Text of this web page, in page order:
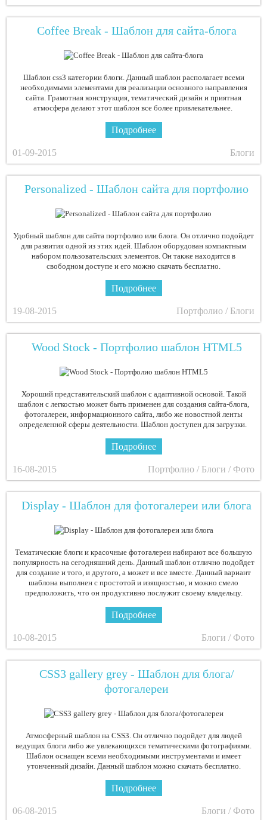
Coffee Break - Шаблон для сайта-блога
Шаблон css3 категории блоги. Данный шаблон располагает всеми
необходимыми элементами для реализации основного направления
сайта. Грамотная конструкция, тематический дизайн и приятная
атмосфера делают этот шаблон все более привлекательнее.
Подробнее
01-09-2015 Блоги
Personalized - Шаблон сайта для портфолио
Удобный шаблон для сайта портфолио или блога. Он отлично подойдет
для развития одной из этих идей. Шаблон оборудован компактным
набором пользовательских элементов. Он также находится в
свободном доступе и его можно скачать бесплатно.
Подробнее
19-08-2015 Портфолио / Блоги
Wood Stock - Портфолио шаблон HTML5
Хороший представительский шаблон с адаптивной основой. Такой
шаблон с легкостью может быть применен для создания сайта-блога,
фотогалереи, информационного сайта, либо же новостной ленты
определенной сферы деятельности. Шаблон доступен для загрузки.
Подробнее
16-08-2015 Портфолио / Блоги / Фото
Display - Шаблон для фотогалереи или блога
Тематические блоги и красочные фотогалереи набирают все большую
популярность на сегодняшний день. Данный шаблон отлично подойдет
для создание и того, и другого, а может и все вместе. Данный вариант
шаблона выполнен с простотой и изящностью, и можно смело
предположить, что он продуктивно послужит своему владельцу.
Подробнее
10-08-2015 Блоги / Фото
CSS3 gallery grey - Шаблон для блога/
фотогалереи
Атмосферный шаблон на CSS3. Он отлично подойдет для людей
ведущих блоги либо же увлекающихся тематическими фотографиями.
Шаблон оснащен всеми необходимыми инструментами и имеет
утонченный дизайн. Данный шаблон можно скачать бесплатно.
Подробнее
06-08-2015 Блоги / Фото